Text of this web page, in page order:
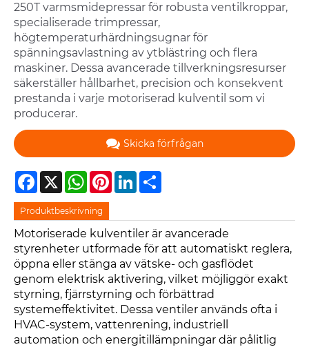
250T varmsmidepressar för robusta ventilkroppar,
specialiserade trimpressar,
högtemperaturhärdningsugnar för
spänningsavlastning av ytblästring och flera
maskiner. Dessa avancerade tillverkningsresurser
säkerställer hållbarhet, precision och konsekvent
prestanda i varje motoriserad kulventil som vi
producerar.
Skicka förfrågan
Facebook
X WhatsAppPinterestLinkedIn
Produktbeskrivning
Motoriserade kulventiler är avancerade
styrenheter utformade för att automatiskt reglera,
öppna eller stänga av vätske- och gasflödet
genom elektrisk aktivering, vilket möjliggör exakt
styrning, fjärrstyrning och förbättrad
systemeffektivitet. Dessa ventiler används ofta i
HVAC-system, vattenrening, industriell
automation och energitillämpningar där pålitlig